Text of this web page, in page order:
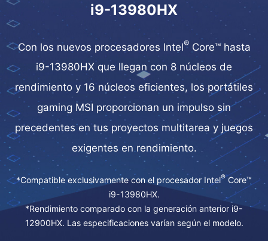
i9-13980HX
Con los nuevos procesadores Intel®Core™ hasta
i9-13980HX que llegan con 8 núcleos de
rendimiento y 16 núcleos eficientes, los portátiles
gaming MSI proporcionan un impulso sin
precedentes en tus proyectos multitarea y juegos
exigentes en rendimiento.
*Compatible exclusivamente con el procesador Intel®Core™
i9-13980HX.
*Rendimiento comparado con la generación anterior i9-
12900HX. Las especificaciones varían según el modelo.